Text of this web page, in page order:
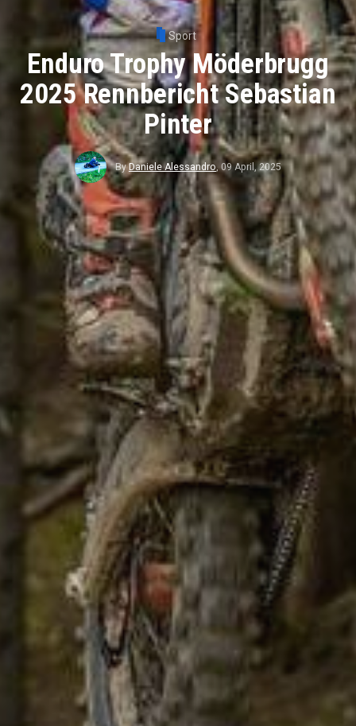
Sport
Enduro Trophy Möderbrugg
2025 Rennbericht Sebastian
Pinter
ByDaniele Alessandro,09 April, 2025